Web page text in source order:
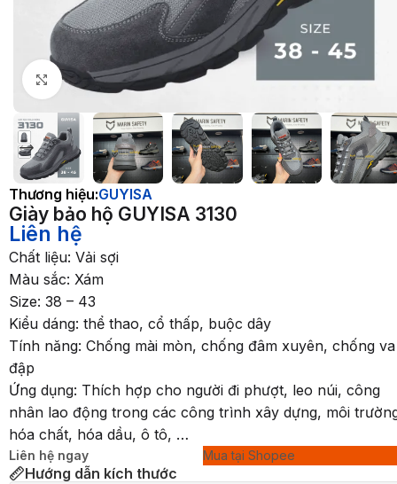
Nhấp để phóng to
Thương hiệu:GUYISA
Giày bảo hộ GUYISA 3130
Liên hệ
Chất liệu: Vải sợi
Màu sắc: Xám
Size: 38 – 43
Kiểu dáng: thể thao, cổ thấp, buộc dây
Tính năng: Chống mài mòn, chống đâm xuyên, chống va
đập
Ứng dụng: Thích hợp cho người đi phượt, leo núi, công
nhân lao động trong các công trình xây dựng, môi
hóa chất, hóa dầu, ô tô, …
Liên hệ ngay Mua tại Shopee
Hướng dẫn kích thước